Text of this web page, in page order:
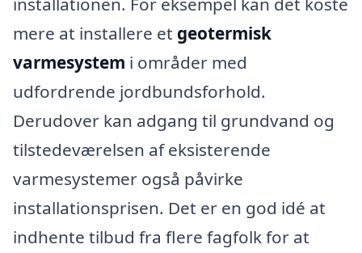
mere at installere et geotermisk
varmesystem i områder med
udfordrende jordbundsforhold.
Derudover kan adgang til grundvand og
tilstedeværelsen af eksisterende
varmesystemer også påvirke
installationsprisen. Det er en god idé at
indhente tilbud fra flere fagfolk for at